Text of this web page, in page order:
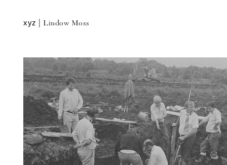
xyz Lindow Moss